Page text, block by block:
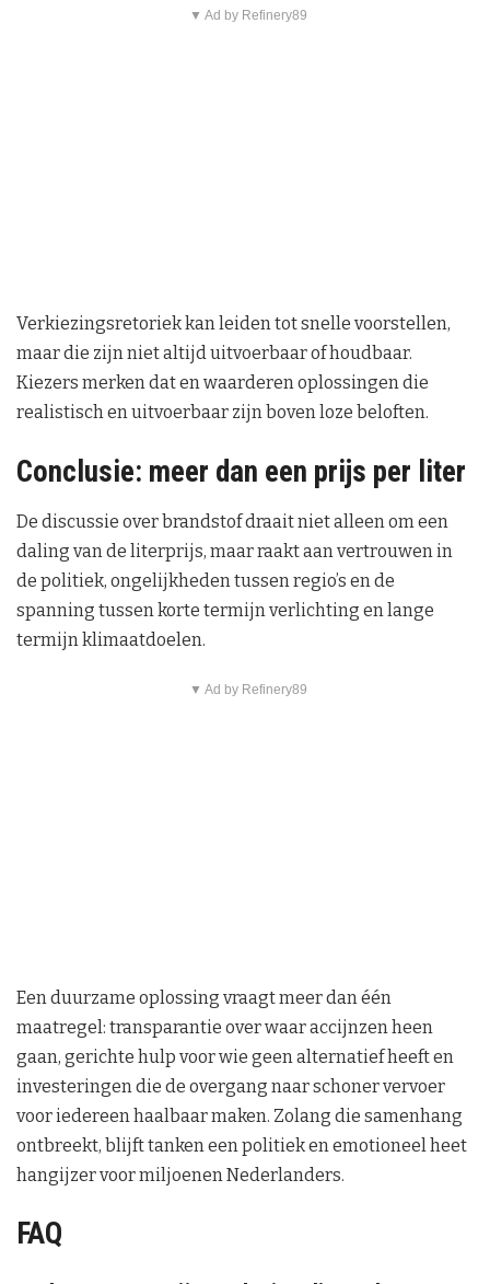
▼ Ad by Refinery89
Verkiezingsretoriek kan leiden tot snelle voorstellen,
maar die zijn niet altijd uitvoerbaar of houdbaar.
Kiezers merken dat en waarderen oplossingen die
realistisch en uitvoerbaar zijn boven loze beloften.
Conclusie: meer dan een prijs per liter
De discussie over brandstof draait niet alleen om een
daling van de literprijs, maar raakt aan vertrouwen in
de politiek, ongelijkheden tussen regio’s en de
spanning tussen korte termijn verlichting en lange
termijn klimaatdoelen.
▼ Ad by Refinery89
Een duurzame oplossing vraagt meer dan één
maatregel: transparantie over waar accijnzen heen
gaan, gerichte hulp voor wie geen alternatief heeft en
investeringen die de overgang naar schoner vervoer
voor iedereen haalbaar maken. Zolang die samenhang
ontbreekt, blijft tanken een politiek en emotioneel heet
hangijzer voor miljoenen Nederlanders.
FAQ